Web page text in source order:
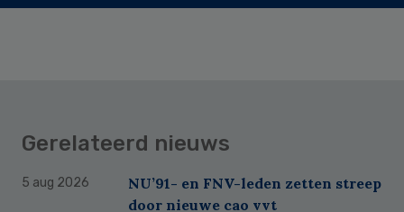
Gerelateerd nieuws
5 aug 2026
NU’91- en FNV-leden zetten streep
door nieuwe cao vvt